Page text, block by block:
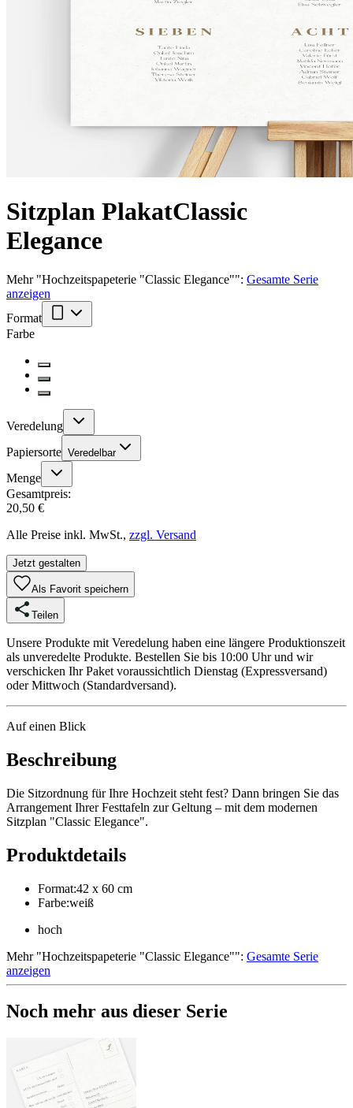
Sitzplan PlakatClassic
Elegance
Mehr"Hochzeitspapeterie "Classic Elegance"": Gesamte Serie
anzeigen
Format
Farbe
Veredelung
Papiersorte Veredelbar
Menge
Gesamtpreis:
20,50 €
Alle Preise inkl. MwSt., zzgl. Versand
Jetzt gestalten
Als Favorit speichern
Teilen
Unsere Produkte mit Veredelung haben eine längere Produktionszeit
als unveredelte Produkte. Bestellen Sie bis 10:00 Uhr und wir
verschicken Ihr Paket voraussichtlich Dienstag (Expressversand)
oder Mittwoch (Standardversand).
Auf einen Blick
Beschreibung
Die Sitzordnung für Ihre Hochzeit steht fest? Dann bringen Sie das
Arrangement Ihrer Festtafeln zur Geltung – mit dem modernen
Sitzplan "Classic Elegance".
Produktdetails
Format:42 x 60 cm
Farbe:weiß
hoch
Mehr"Hochzeitspapeterie "Classic Elegance"": Gesamte Serie
anzeigen
Noch mehr aus dieser Serie